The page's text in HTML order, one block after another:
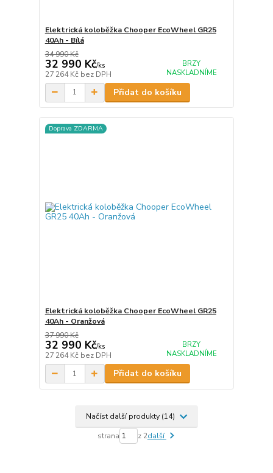
Elektrická koloběžka Chooper EcoWheel GR25
40Ah - Bílá
34 990 Kč
32 990 Kč/ks
27 264 Kč bez DPH
BRZY
NASKLADNÍME
Přidat do košíku
Doprava ZDARMA
Elektrická koloběžka Chooper EcoWheel GR25
40Ah - Oranžová
37 990 Kč
32 990 Kč/ks
27 264 Kč bez DPH
BRZY
NASKLADNÍME
Přidat do košíku
Načíst další produkty (14)
strana z 2další